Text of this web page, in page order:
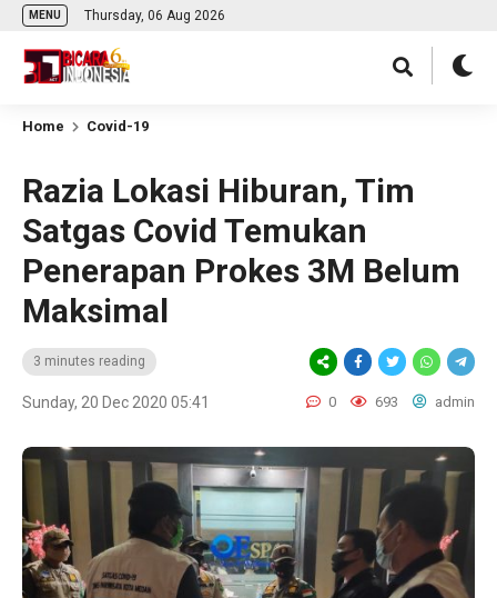
MENU Thursday, 06 Aug 2026
Home Covid-19
Razia Lokasi Hiburan, Tim
Satgas Covid Temukan
Penerapan Prokes 3M Belum
Maksimal
3 minutes reading
Sunday, 20 Dec 2020 05:41 0 693 admin